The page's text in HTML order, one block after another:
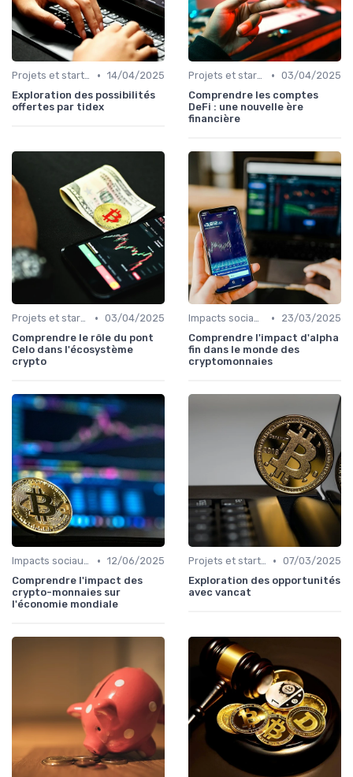
Projets et start-ups basés sur les cryptos • 14/04/2025
Exploration des possibilités
offertes par tidex
Projets et start-ups basés sur les cryptos • 03/04/2025
Comprendre les comptes
DeFi : une nouvelle ère
financière
Projets et start-ups basés sur les cryptos • 03/04/2025
Comprendre le rôle du pont
Celo dans l'écosystème
crypto
Impacts sociaux et économiques •
23/03/2025
Comprendre l'impact d'alpha
fin dans le monde des
cryptomonnaies
Impacts sociaux et économiques • 12/06/2025
Comprendre l'impact des
crypto-monnaies sur
l'économie mondiale
Projets et start-ups basés sur les cryptos • 07/03/2025
Exploration des opportunités
avec vancat